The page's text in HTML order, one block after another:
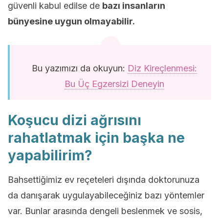
güvenli kabul edilse de bazı insanların
bünyesine uygun olmayabilir.
Bu yazımızı da okuyun: Diz Kireçlenmesi:
Bu Üç Egzersizi Deneyin
Koşucu dizi ağrısını
rahatlatmak için başka ne
yapabilirim?
Bahsettiğimiz ev reçeteleri dışında doktorunuza
da danışarak uygulayabileceğiniz bazı yöntemler
var. Bunlar arasında dengeli beslenmek ve sosis,